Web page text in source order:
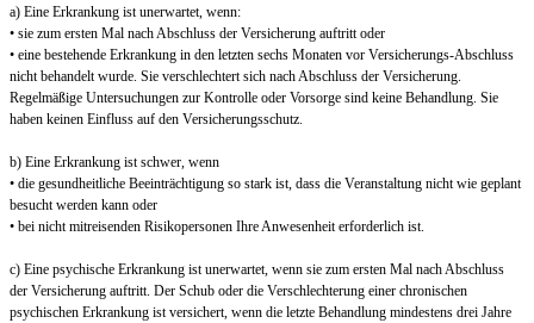
a) Eine Erkrankung ist unerwartet, wenn:
• sie zum ersten Mal nach Abschluss der Versicherung auftritt oder
• eine bestehende Erkrankung in den letzten sechs Monaten vor Versicherungs-Abschluss
nicht behandelt wurde. Sie verschlechtert sich nach Abschluss der Versicherung.
Regelmäßige Untersuchungen zur Kontrolle oder Vorsorge sind keine Behandlung. Sie
haben keinen Einfluss auf den Versicherungsschutz.
b) Eine Erkrankung ist schwer, wenn
• die gesundheitliche Beeinträchtigung so stark ist, dass die Veranstaltung nicht wie geplant
besucht werden kann oder
• bei nicht mitreisenden Risikopersonen Ihre Anwesenheit erforderlich ist.
c) Eine psychische Erkrankung ist unerwartet, wenn sie zum ersten Mal nach Abschluss
der Versicherung auftritt. Der Schub oder die Verschlechterung einer chronischen
psychischen Erkrankung ist versichert, wenn die letzte Behandlung mindestens drei Jahre